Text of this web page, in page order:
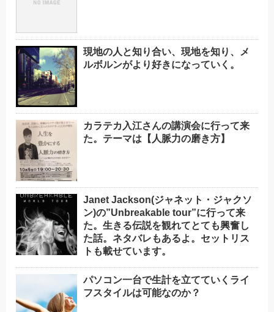
現地の人と知り合い、現地を知り、メ
ルボルンがより好きになっていく。
カラテカ入江さんの講演会に行って来
た。テーマは【人脈力の磨き方】
Janet Jackson(ジャネット・ジャクソ
ン)の”Unbreakable tour”に行って来
た。生きる伝説を観れてとても興奮し
た話。ネタバレもあるよ。セットリス
トも載せています。
パソコン一台で生計を立てていくライ
フスタイルは可能なのか？